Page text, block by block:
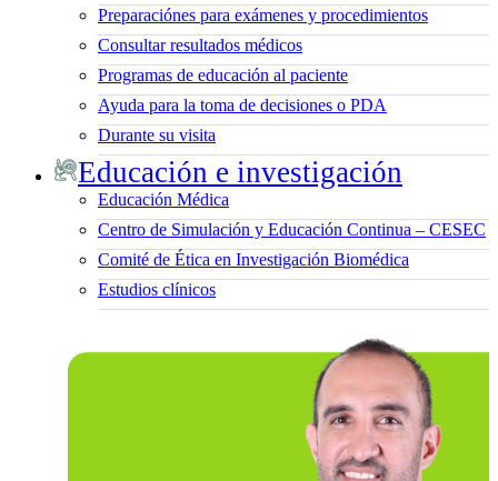
Preparaciónes para exámenes y procedimientos
Consultar resultados médicos
Programas de educación al paciente
Ayuda para la toma de decisiones o PDA
Durante su visita
Educación e investigación
Educación Médica
Centro de Simulación y Educación Continua – CESEC
Comité de Ética en Investigación Biomédica
Estudios clínicos